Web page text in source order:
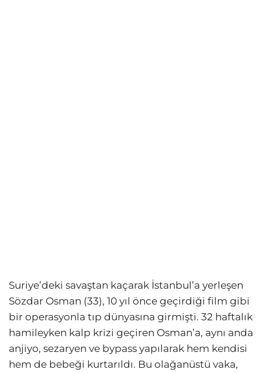
Suriye’deki savaştan kaçarak İstanbul’a yerleşen
Sözdar Osman (33), 10 yıl önce geçirdiği film gibi
bir operasyonla tıp dünyasına girmişti. 32 haftalık
hamileyken kalp krizi geçiren Osman’a, aynı anda
anjiyo, sezaryen ve bypass yapılarak hem kendisi
hem de bebeği kurtarıldı. Bu olağanüstü vaka,